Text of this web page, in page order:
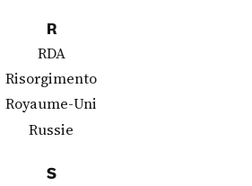
R
RDA
Risorgimento
Royaume-Uni
Russie
S